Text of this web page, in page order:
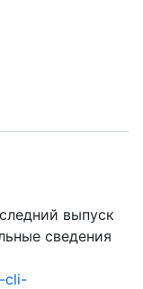
выпуск
сведения
cli-